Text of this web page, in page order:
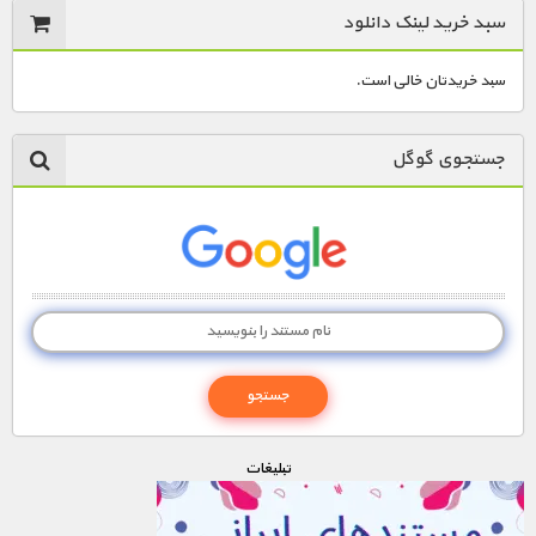
سبد خرید لینک دانلود
سبد خریدتان خالی است.
جستجوی گوگل
تبليغات